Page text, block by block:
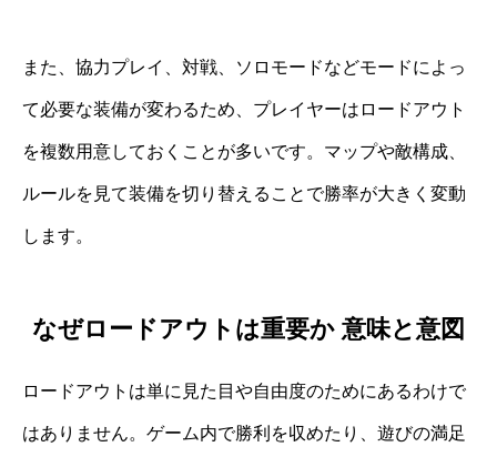
また、協力プレイ、対戦、ソロモードなどモードによっ
て必要な装備が変わるため、プレイヤーはロードアウト
を複数用意しておくことが多いです。マップや敵構成、
ルールを見て装備を切り替えることで勝率が大きく変動
します。
なぜロードアウトは重要か 意味と意図
ロードアウトは単に見た目や自由度のためにあるわけで
はありません。ゲーム内で勝利を収めたり、遊びの満足